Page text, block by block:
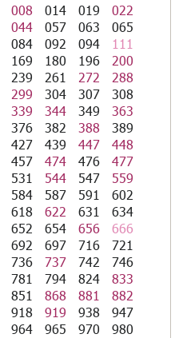
008 014 019
022
044 057 063
065
084 092 094
111
169 180 196
200
239 261 272
288
299 304 307
308
339 344 349
363
376 382 388
389
427 439 447
448
457 474 476
477
531 544 547
559
584 587 591
602
618 622 631
634
652 654 656
666
692 697 716
721
736 737 742
746
781 794 824
833
851 868 881
882
918 919 938
947
964 965 970
980